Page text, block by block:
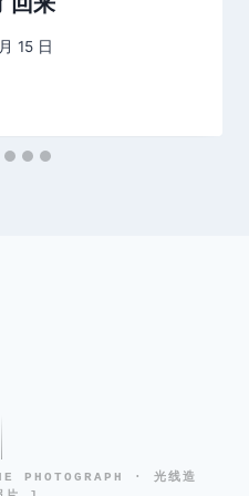
15 日
PHOTOGRAPH · 光线造